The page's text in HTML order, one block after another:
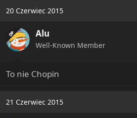
t
o
n
s
20 Czerwiec 2015
OP Alu
Well-Known Member
To nie Chopin
21 Czerwiec 2015